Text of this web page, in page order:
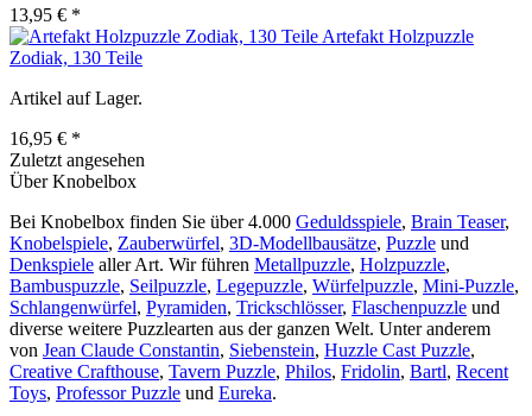
13,95 € *
Artefakt Holzpuzzle
Zodiak, 130 Teile
Artikel auf Lager.
16,95 € *
Zuletzt angesehen
Über Knobelbox
Bei Knobelbox finden Sie über 4.000 Geduldsspiele, Brain Teaser,
Knobelspiele, Zauberwürfel, 3D-Modellbausätze, Puzzle und
Denkspiele aller Art. Wir führen Metallpuzzle, Holzpuzzle,
Bambuspuzzle, Seilpuzzle, Legepuzzle, Würfelpuzzle, Mini-Puzzle,
Schlangenwürfel, Pyramiden, Trickschlösser, Flaschenpuzzle und
diverse weitere Puzzlearten aus der ganzen Welt. Unter anderem
von Jean Claude Constantin, Siebenstein, Huzzle Cast Puzzle,
Creative Crafthouse, Tavern Puzzle, Philos, Fridolin, Bartl, Recent
Toys, Professor Puzzle und Eureka.